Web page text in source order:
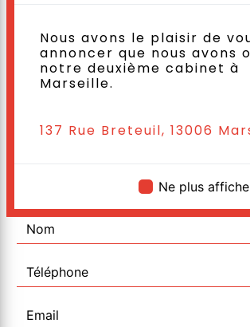
Nous avons le plaisir de
annoncer que nous avons
notre deuxième cabinet à
Marseille.
137 Rue Breteuil, 13006
Ne plus
Contactez